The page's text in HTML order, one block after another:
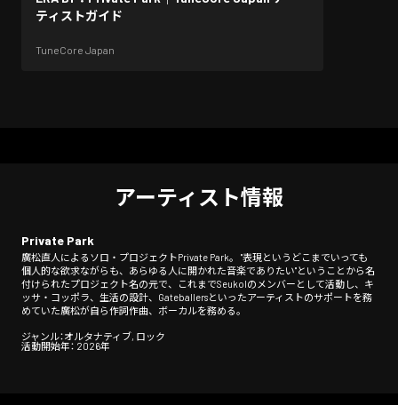
ティストガイド
TuneCore Japan
アーティスト情報
Private Park
廣松直人によるソロ・プロジェクトPrivate Park。 "表現というどこまでいっても
個人的な欲求ながらも、あらゆる人に開かれた音楽でありたい"ということから名
付けられたプロジェクト名の元で、これまでSeukolのメンバーとして活動し、キ
ッサ・コッポラ、生活の設計、Gateballersといったアーティストのサポートを務
めていた廣松が自ら作詞作曲、ボーカルを務める。
ジャンル：オルタナティブ, ロック
活動開始年： 2026年